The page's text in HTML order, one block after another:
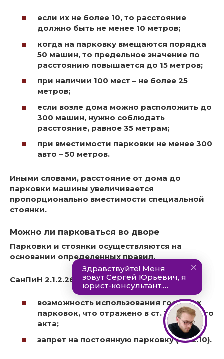
если их не более 10, то расстояние
должно быть не менее 10 метров;
когда на парковку вмещаются порядка
50 машин, то предельное значение по
расстоянию повышается до 15 метров;
при наличии 100 мест – не более 25
метров;
если возле дома можно расположить до
300 машин, нужно соблюдать
расстояние, равное 35 метрам;
при вместимости парковки не менее 300
авто – 50 метров.
Иными словами, расстояние от дома до
парковки машины увеличивается
пропорционально вместимости специальной
стоянки.
Можно ли парковаться во дворе
Парковки и стоянки осуществляются на
основании определенных правил.
СанПиН 2.1.2.2645-10 предусматривает:
возможность использования гостевых
парковок, что отражено в ст. 2.3 данного
акта;
запрет на постоянную парковку (ст. 2.10).